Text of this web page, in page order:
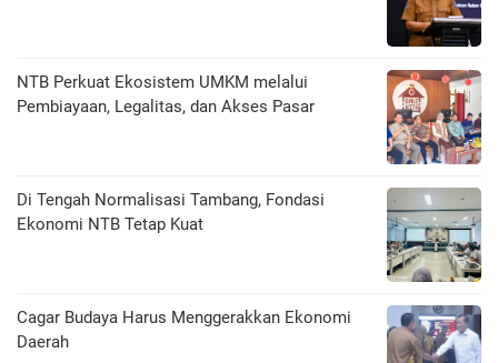
NTB Perkuat Ekosistem UMKM melalui
Pembiayaan, Legalitas, dan Akses Pasar
Di Tengah Normalisasi Tambang, Fondasi
Ekonomi NTB Tetap Kuat
Cagar Budaya Harus Menggerakkan Ekonomi
Daerah